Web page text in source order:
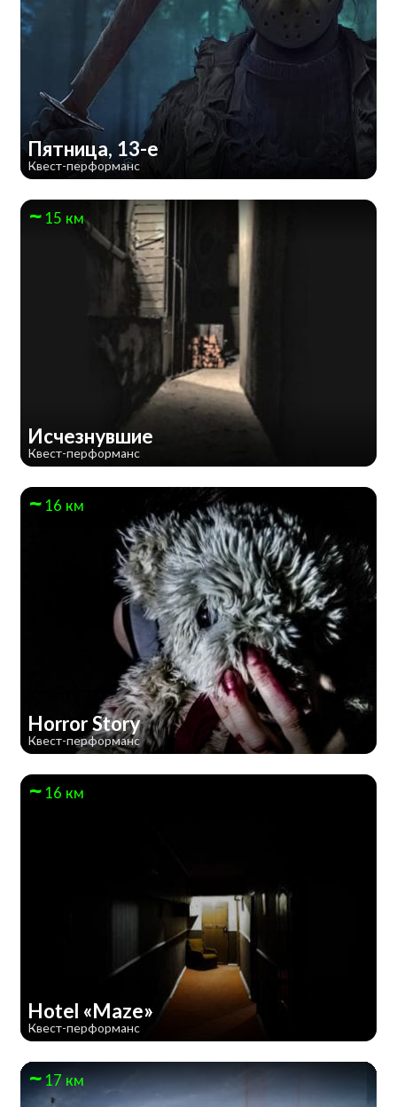
Пятница, 13-е
Квест-перформанс
15 км
Исчезнувшие
Квест-перформанс
16 км
Horror Story
Квест-перформанс
16 км
Hotel «Maze»
Квест-перформанс
17 км